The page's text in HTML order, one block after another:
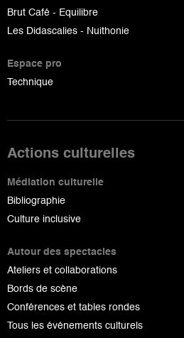
Brut Café - Equilibre
Les Didascalies - Nuithonie
Espace pro
Technique
Actions culturelles
Médiation culturelle
Bibliographie
Culture inclusive
Autour des spectacles
Ateliers et collaborations
Bords de scène
Conférences et tables rondes
Tous les événements culturels